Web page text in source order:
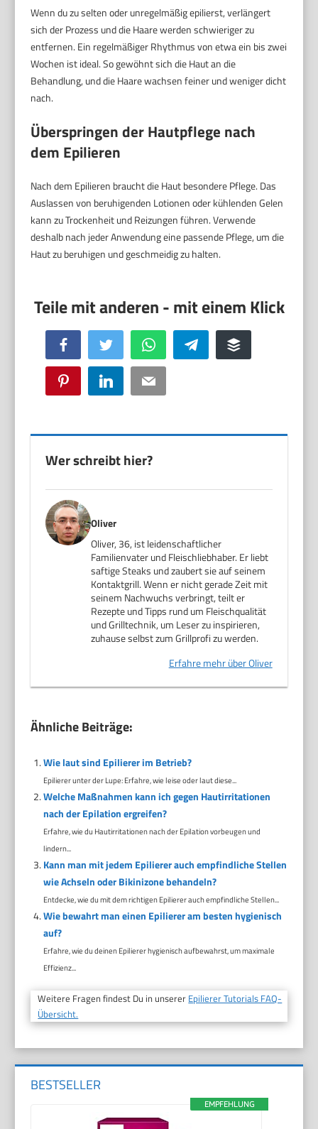
Wenn du zu selten oder unregelmäßig epilierst, verlängert
sich der Prozess und die Haare werden schwieriger zu
entfernen. Ein regelmäßiger Rhythmus von etwa ein bis zwei
Wochen ist ideal. So gewöhnt sich die Haut an die
Behandlung, und die Haare wachsen feiner und weniger dicht
nach.
Überspringen der Hautpflege nach
dem Epilieren
Nach dem Epilieren braucht die Haut besondere Pflege. Das
Auslassen von beruhigenden Lotionen oder kühlenden Gelen
kann zu Trockenheit und Reizungen führen. Verwende
deshalb nach jeder Anwendung eine passende Pflege, um die
Haut zu beruhigen und geschmeidig zu halten.
Facebook Twitter WhatsApp Telegram Buffer
Pinterest LinkedIn Email
Wer schreibt hier?
Oliver
Oliver, 36, ist leidenschaftlicher
Familienvater und Fleischliebhaber. Er liebt
saftige Steaks und zaubert sie auf seinem
Kontaktgrill. Wenn er nicht gerade Zeit mit
seinem Nachwuchs verbringt, teilt er
Rezepte und Tipps rund um Fleischqualität
und Grilltechnik, um Leser zu inspirieren,
zuhause selbst zum Grillprofi zu werden.
Erfahre mehr über Oliver
Ähnliche Beiträge:
Wie laut sind Epilierer im Betrieb?
Epilierer unter der Lupe: Erfahre, wie leise oder laut diese...
Welche Maßnahmen kann ich gegen Hautirritationen
nach der Epilation ergreifen?
Erfahre, wie du Hautirritationen nach der Epilation vorbeugen und
lindern...
Kann man mit jedem Epilierer auch empfindliche Stellen
wie Achseln oder Bikinizone behandeln?
Entdecke, wie du mit dem richtigen Epilierer auch empfindliche Stellen...
Wie bewahrt man einen Epilierer am besten hygienisch
auf?
Erfahre, wie du deinen Epilierer hygienisch aufbewahrst, um maximale
Effizienz...
Weitere Fragen findest Du in unserer Epilierer Tutorials FAQ-
Übersicht.
BESTSELLER
EMPFEHLUNG